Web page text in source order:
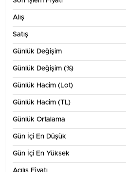
Alış
Satış
Günlük Değişim
Günlük Değişim (%)
Günlük Hacim (Lot)
Günlük Hacim (TL)
Günlük Ortalama
Gün İçi En Düşük
Gün İçi En Yüksek
Açılış Fiyatı